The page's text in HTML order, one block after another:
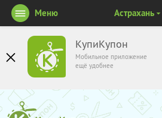
КупиКупон
Мобильное приложение
ещё удобнее
Меню Астрахань